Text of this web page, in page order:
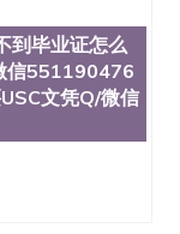
木工程、数
剧、市场营
工智能、商
定客户办理
绩单等相关
4、预约递
服递交材
到毕业证怎么
信551190476
文凭Q/微信